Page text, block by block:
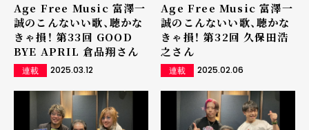
Age Free Music 富澤一
誠のこんないい歌、聴かな
きゃ損！ 第33回 GOOD
BYE APRIL 倉品翔さん
連載 2025.03.12
Age Free Music 富澤一
誠のこんないい歌、聴かな
きゃ損！ 第32回 久保田浩
之さん
連載 2025.02.06